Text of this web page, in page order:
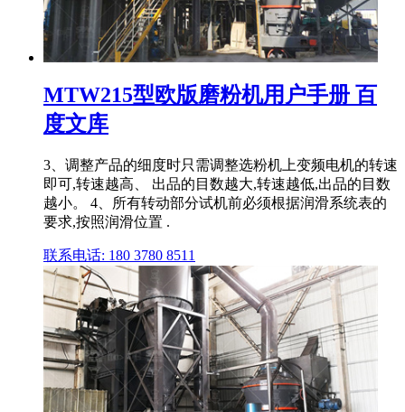
MTW215型欧版磨粉机用户手册 百
度文库
3、调整产品的细度时只需调整选粉机上变频电机的转速
即可,转速越高、 出品的目数越大,转速越低,出品的目数
越小。 4、所有转动部分试机前必须根据润滑系统表的
要求,按照润滑位置 .
联系电话: 180 3780 8511